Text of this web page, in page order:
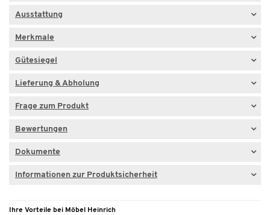
Ausstattung
Merkmale
Gütesiegel
Lieferung & Abholung
Frage zum Produkt
Bewertungen
Dokumente
Informationen zur Produktsicherheit
Ihre Vorteile bei Möbel Heinrich